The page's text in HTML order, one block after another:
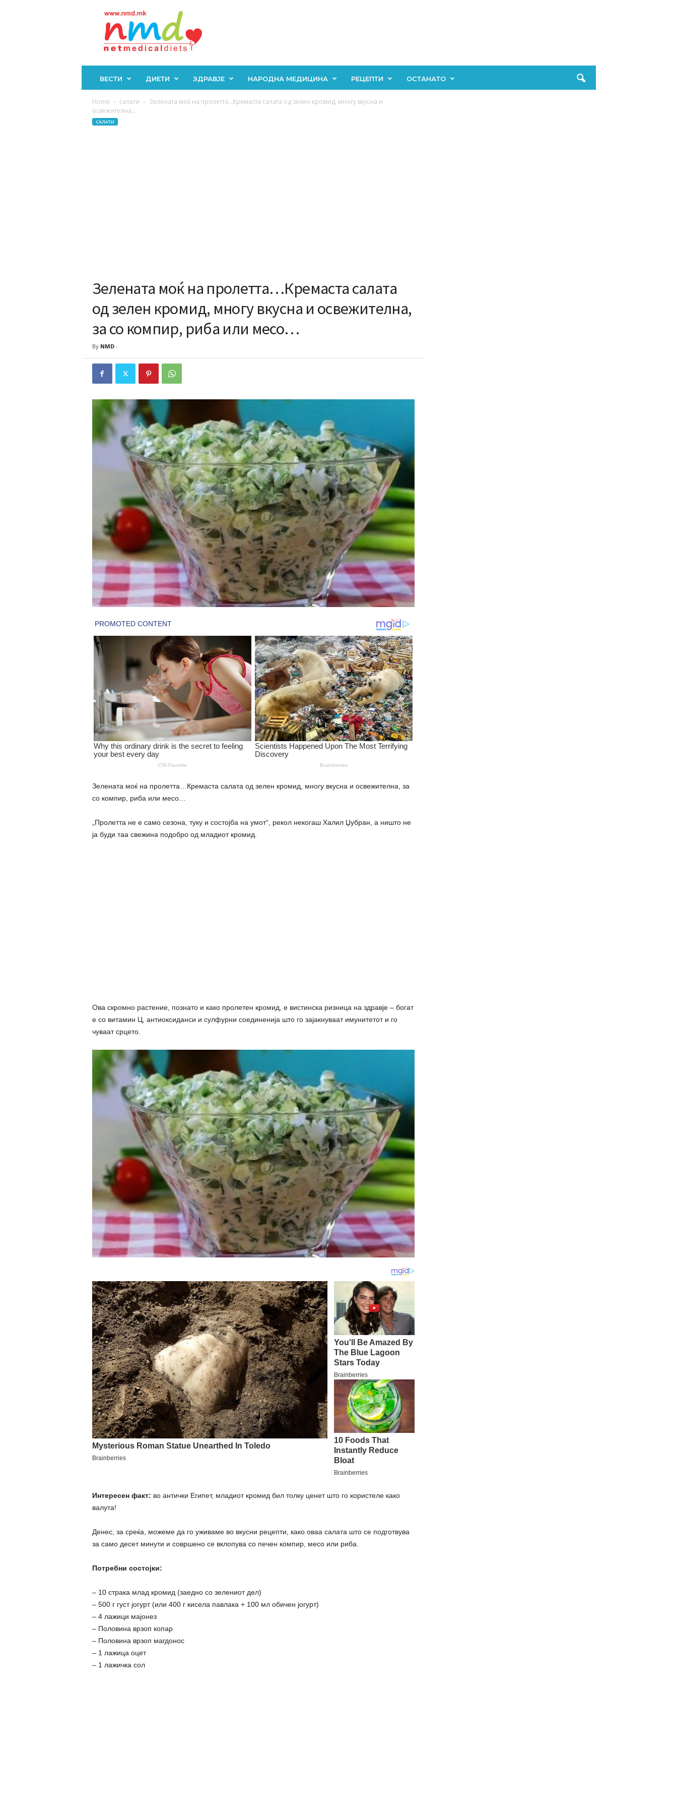
ВЕСТИ ДИЕТИ ЗДРАВЈЕ НАРОДНА МЕДИЦИНА РЕЦЕПТИ ОСТАНАТО
Home салати
Зелената моќ на пролетта…Кремаста салата од зелен кромид, многу вкусна и
освежителна,...
САЛАТИ
Зелената моќ на пролетта…Кремаста салата
од зелен кромид, многу вкусна и освежителна,
за со компир, риба или месо…
By NMD-
Зелената моќ на пролетта…Кремаста салата од зелен кромид, многу вкусна и освежителна, за
со компир, риба или месо…
„Пролетта не е само сезона, туку и состојба на умот“, рекол некогаш Халил Џубран, а ништо не
ја буди таа свежина подобро од младиот кромид.
Ова скромно растение, познато и како пролетен кромид, е вистинска ризница на здравје – богат
е со витамин Ц, антиоксиданси и сулфурни соединенија што го зајакнуваат имунитетот и го
чуваат срцето.
Интересен факт: во антички Египет, младиот кромид бил толку ценет што го користеле како
валута!
Денес, за среќа, можеме да го уживаме во вкусни рецепти, како оваа салата што се подготвува
за само десет минути и совршено се вклопува со печен компир, месо или риба.
Потребни состојки:
– 10 страка млад кромид (заедно со зелениот дел)
– 500 г густ јогурт (или 400 г кисела павлака + 100 мл обичен јогурт)
– 4 лажици мајонез
– Половина врзоп копар
– Половина врзоп магдонос
– 1 лажица оцет
– 1 лажичка сол